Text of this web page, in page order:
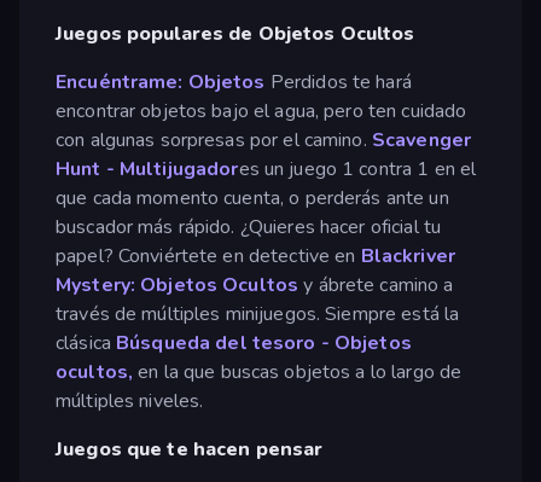
Juegos populares de Objetos Ocultos
Encuéntrame: Objetos Perdidos te hará
encontrar objetos bajo el agua, pero ten cuidado
con algunas sorpresas por el camino. Scavenger
Hunt - Multijugadores un juego 1 contra 1 en el
que cada momento cuenta, o perderás ante un
buscador más rápido. ¿Quieres hacer oficial tu
papel? Conviértete en detective en Blackriver
Mystery: Objetos Ocultos y ábrete camino a
través de múltiples minijuegos. Siempre está la
clásica Búsqueda del tesoro - Objetos
ocultos, en la que buscas objetos a lo largo de
múltiples niveles.
Juegos que te hacen pensar